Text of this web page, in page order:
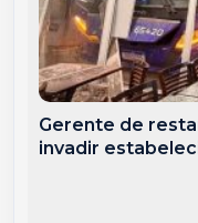
Gerente de
invadir